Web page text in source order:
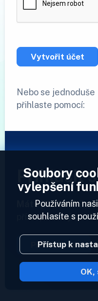
Vytvořit účet
Nebo se jednoduše
přihlaste pomocí:
Přihlásit
Máte již účet?
přístup ke svým
Přihlásit se
2023
Soubory
vylepšení
Používáním
souhlasíte s
Přístup k
OK,